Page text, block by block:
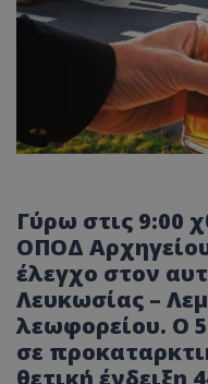
Γύρω στις 9:00
ΟΠΟΔ
έλεγχο στον
Λευκωσίας –
λεωφορείου. Ο
σε
θετική ένδειξη